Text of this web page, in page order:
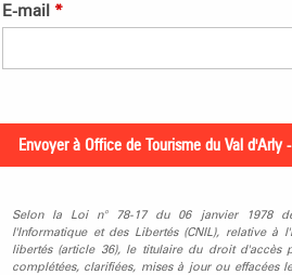
E-mail *
Selon la Loi n° 78-17 du 06 janvier 1978
l'Informatique et des Libertés (CNIL), relative à
libertés (article 36), le titulaire du droit d'accès
complétées, clarifiées, mises à jour ou effacées